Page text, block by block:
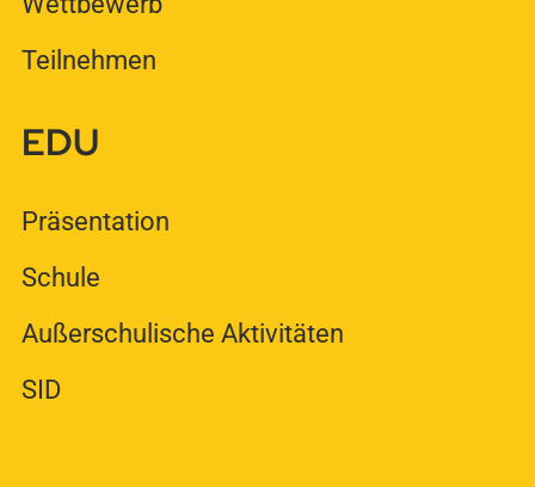
Teilnehmen
EDU
Präsentation
Schule
Außerschulische Aktivitäten
SID